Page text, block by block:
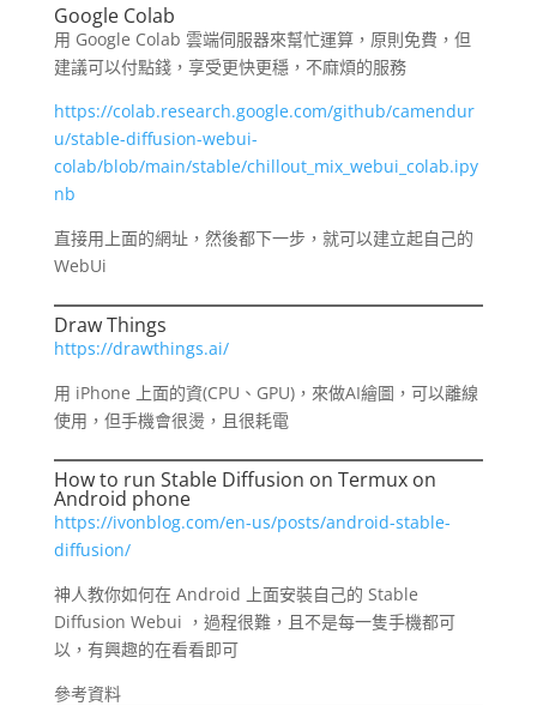
Google Colab
用 Google Colab 雲端伺服器來幫忙運算，原則免費，但
建議可以付點錢，享受更快更穩，不麻煩的服務
https://colab.research.google.com/github/camendur
u/stable-diffusion-webui-
colab/blob/main/stable/chillout_mix_webui_colab.ipy
nb
直接用上面的網址，然後都下一步，就可以建立起自己的
WebUi
Draw Things
https://drawthings.ai/
用 iPhone 上面的資(CPU、GPU)，來做AI繪圖，可以離線
使用，但手機會很燙，且很耗電
How to run Stable Diffusion on Termux on
Android phone
https://ivonblog.com/en-us/posts/android-stable-
diffusion/
神人教你如何在 Android 上面安裝自己的 Stable
Diffusion Webui ，過程很難，且不是每一隻手機都可
以，有興趣的在看看即可
參考資料